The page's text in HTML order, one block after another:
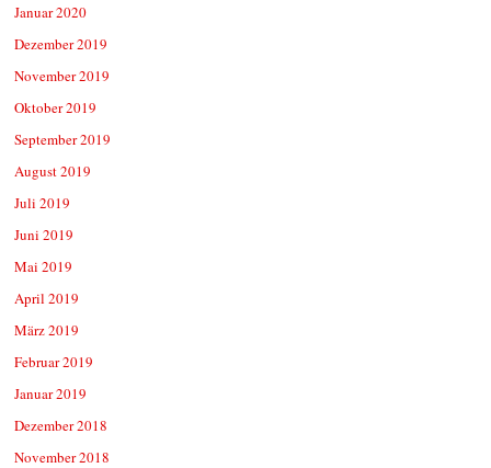
Januar 2020
Dezember 2019
November 2019
Oktober 2019
September 2019
August 2019
Juli 2019
Juni 2019
Mai 2019
April 2019
März 2019
Februar 2019
Januar 2019
Dezember 2018
November 2018